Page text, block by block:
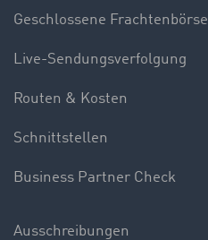
Geschlossene Frachtenbörse
Live-Sendungsverfolgung
Routen & Kosten
Schnittstellen
Business Partner Check
Ausschreibungen